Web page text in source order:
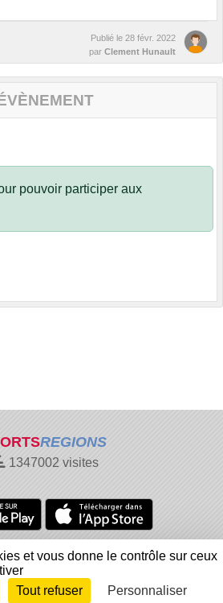
Publié le 28 févr. 2022
par Clement Hunault
pouvoir participer aux
REGIONS
1347002 visites
Gestion des cookies
Signaler un contenu inapproprié
Connexion
et vous donne le contrôle sur ceux
Tout refuser Personnaliser